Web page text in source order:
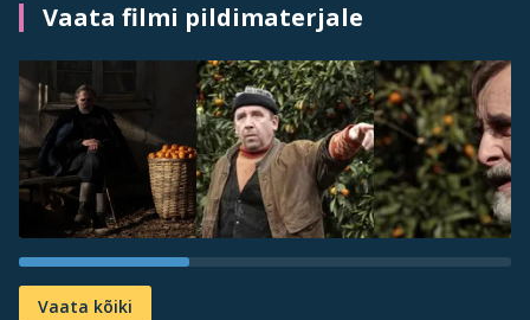
Vaata filmi pildimaterjale
Vaata kõiki